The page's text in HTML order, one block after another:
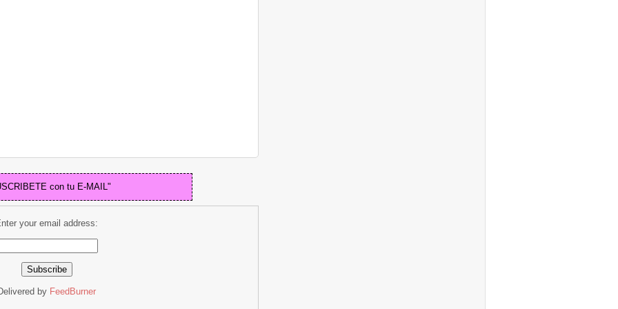
con tu E-MAIL"
your email address:
by FeedBurner